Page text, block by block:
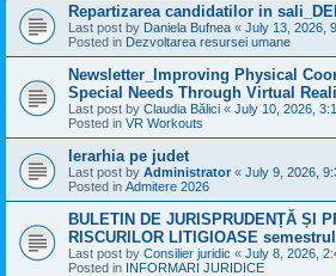
Repartizarea candidatilor in
Last post by Daniela Bufnea « July 13, 2026,
Posted in Dezvoltarea resursei umane
Newsletter_Improving Physical
Special Needs Through Virtual
Last post by Claudia Bălici « July 10, 2026,
Posted in VR Workouts
Ierarhia pe judet
Last post by Administrator « July 9, 2026,
Posted in Admitere 2026
BULETIN DE JURISPRUDENȚĂ ȘI
RISCURILOR LITIGIOASE
Last post by Consilier juridic « July 8, 2026,
Posted in INFORMARI JURIDICE